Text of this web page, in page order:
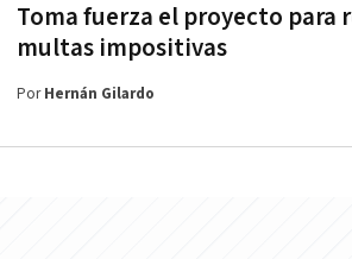
Toma fuerza el proyecto para
multas impositivas
PorHernán Gilardo